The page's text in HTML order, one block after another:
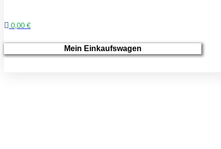
0,00 €
Mein Einkaufswagen